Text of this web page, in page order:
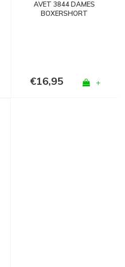
AVET 3844 DAMES
BOXERSHORT
€16,95 +